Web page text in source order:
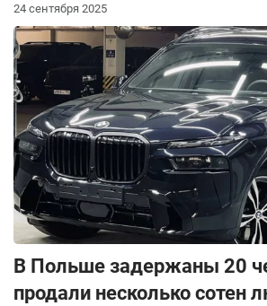
24 сентября 2025
В Польше задержаны 20
продали несколько сотен